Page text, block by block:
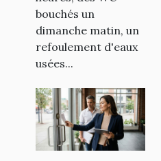
jour comme
de nuit !
bouchés un
dimanche matin, un
refoulement d'eaux
usées...